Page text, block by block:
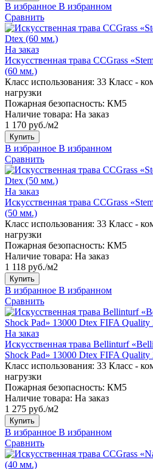
В избранное В избранном
Сравнить
На заказ
Искусственная трава CCGrass
(60 мм.)
Класс использования: 33 Класс -
нагрузки
Пожарная безопасность: КМ5
Наличие товара: На заказ
1 170 руб./м2
Купить
В избранное В избранном
Сравнить
На заказ
Искусственная трава CCGrass
(50 мм.)
Класс использования: 33 Класс -
нагрузки
Пожарная безопасность: КМ5
Наличие товара: На заказ
1 118 руб./м2
Купить
В избранное В избранном
Сравнить
На заказ
Искусственная трава Bellinturf
Shock Pad» 13000 Dtex FIFA
Класс использования: 33 Класс -
нагрузки
Пожарная безопасность: КМ5
Наличие товара: На заказ
1 275 руб./м2
Купить
В избранное В избранном
Сравнить